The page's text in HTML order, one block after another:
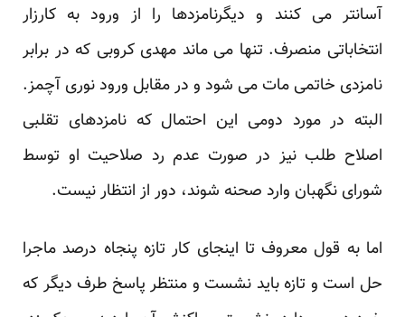
‏آسانتر می کنند و دیگرنامزدها را از ورود به کارزار
انتخاباتی منصرف. تنها می ماند مهدی کروبی که در ‏برابر
نامزدی خاتمی مات می شود و در مقابل ورود نوری آچمز.
البته در مورد دومی این احتمال که ‏نامزدهای تقلبی
اصلاح طلب نیز در صورت عدم رد صلاحیت او توسط
شورای نگهبان وارد صحنه شوند، ‏دور از انتظار نیست.‏
اما به قول معروف تا اینجای کار تازه پنجاه درصد ماجرا
حل است و تازه باید نشست و منتظر پاسخ طرف ‏دیگر که